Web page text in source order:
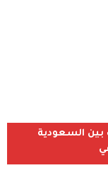
بين السعودية